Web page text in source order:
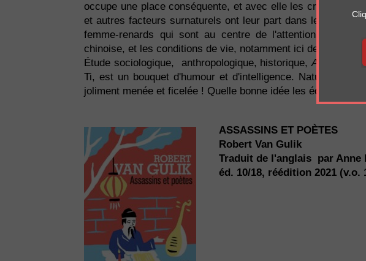
occupe une place conséquente, et avec elle les croyances
et autres facteurs surnaturels ont leur part dans les
femme-renards qui sont au centre de l'attention. Là
chinoise, et les conditions de vie, notamment ici de la
Étude sociologique, anthropologique, historique,Assassins
Ti, est un bouquet d'humour et d'intelligence.
joliment menée et ficelée ! Quelle bonne idée les éditions
ASSASSINS ET POÈTES
Robert Van Gulik
Traduit de l'anglais par Anne
éd. 10/18, réédition 2021 (v.o.